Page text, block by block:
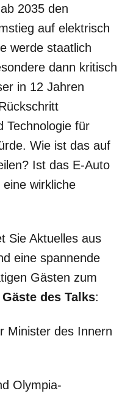
2035 den
auf elektrisch
werde staatlich
dann kritisch
in 12 Jahren
Technologie für
Wie ist das auf
Ist das E-Auto
eine wirkliche
Sie Aktuelles aus
eine spannende
Gästen zum
Gäste des Talks:
Minister des Innern
Olympia-